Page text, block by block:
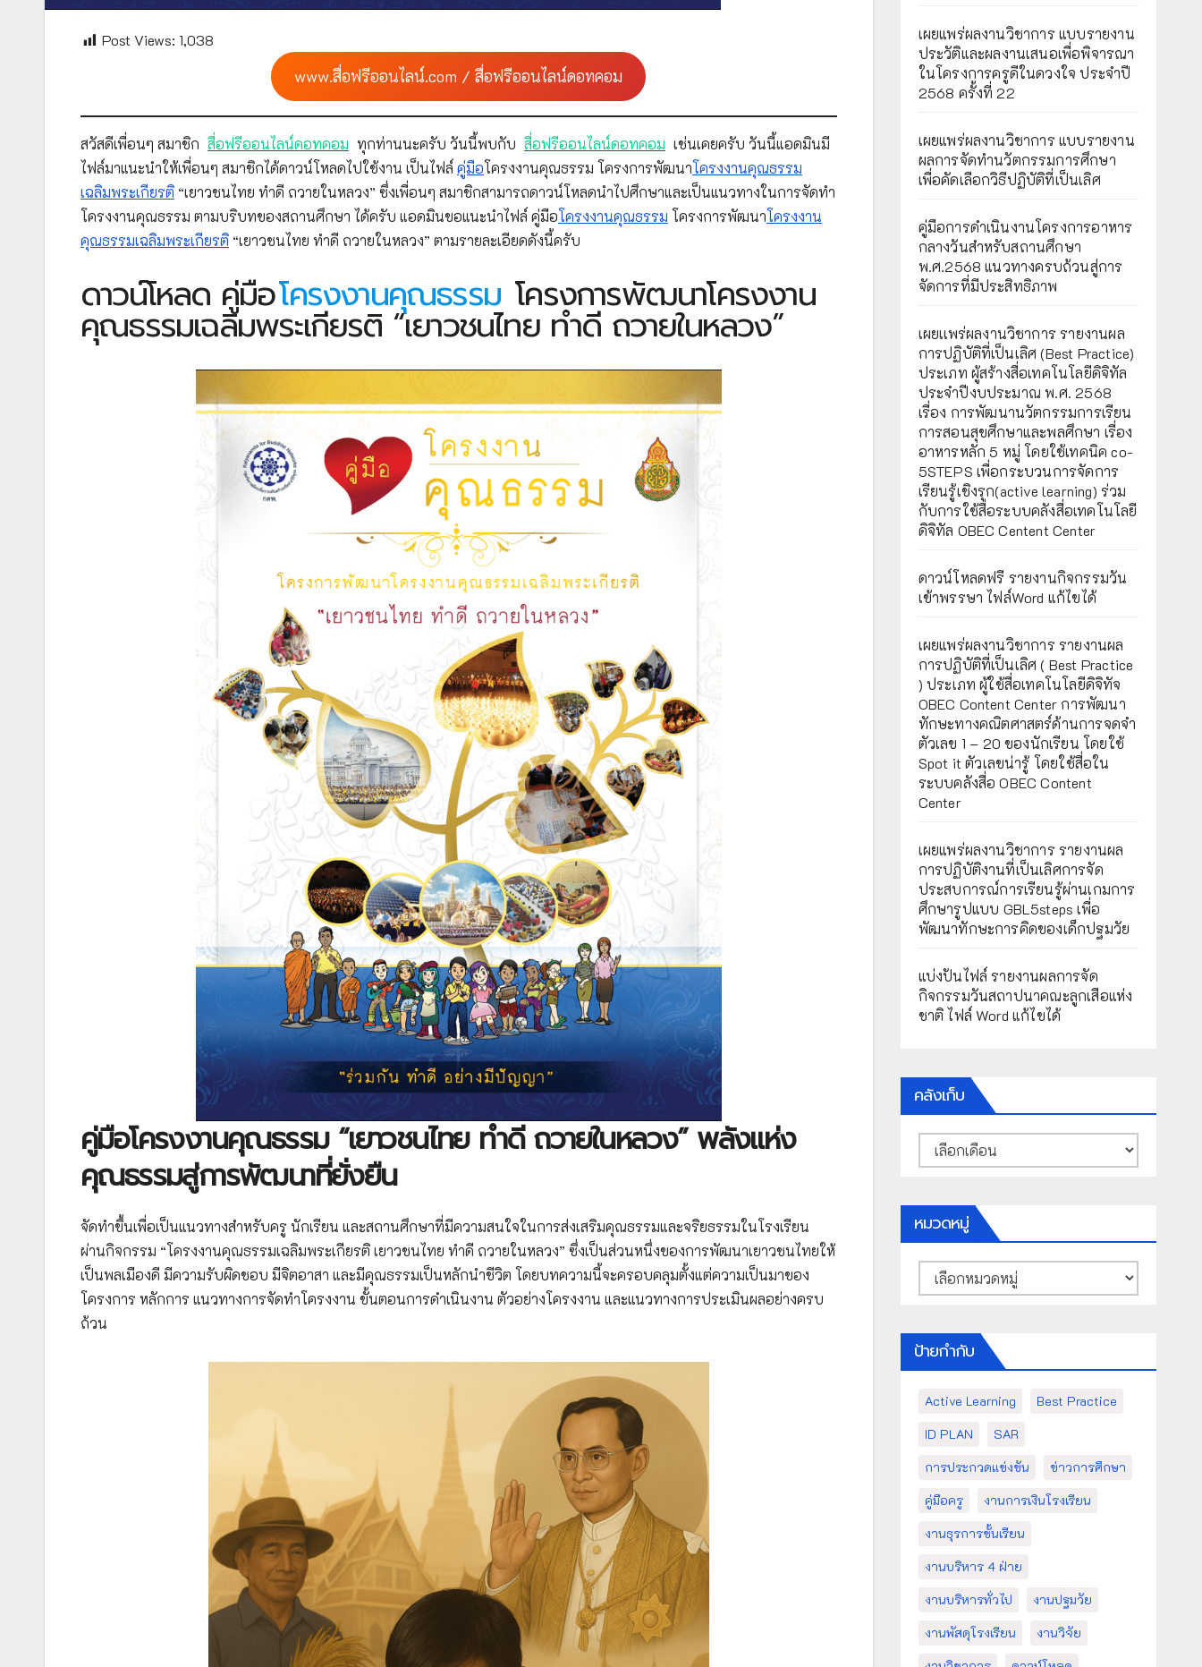
Post Views: 1,038
www.สื่อฟรีออนไลน์.com / สื่อฟรีออนไลน์ดอทคอม
สวัสดีเพื่อนๆ สมาชิก สื่อฟรีออนไลน์ดอทคอม ทุกท่านนะครับ วันนี้พบกับ สื่อฟรีออนไลน์ดอทคอม เช่นเคยครับ วันนี้แอดมินมี
ไฟล์มาแนะนำให้เพื่อนๆ สมาชิกได้ดาวน์โหลดไปใช้งาน เป็นไฟล์ คู่มือโครงงานคุณธรรม โครงการพัฒนาโครงงานคุณธรรม
เฉลิมพระเกียรติ “เยาวชนไทย ทำดี ถวายในหลวง” ซึ่งเพื่อนๆ สมาชิกสามารถดาวน์โหลดนำไปศึกษาและเป็นแนวทางในการจัดทำ
โครงงานคุณธรรม ตามบริบทของสถานศึกษา ได้ครับ แอดมินขอแนะนำไฟล์ คู่มือโครงงานคุณธรรม โครงการพัฒนาโครงงาน
คุณธรรมเฉลิมพระเกียรติ “เยาวชนไทย ทำดี ถวายในหลวง” ตามรายละเอียดดังนี้ครับ
ดาวน์โหลด คู่มือโครงงานคุณธรรม โครงการพัฒนาโครงงาน
คุณธรรมเฉลิมพระเกียรติ “เยาวชนไทย ทำดี ถวายในหลวง”
คู่มือโครงงานคุณธรรม “เยาวชนไทย ทำดี ถวายในหลวง” พลังแห่ง
คุณธรรมสู่การพัฒนาที่ยั่งยืน
จัดทำขึ้นเพื่อเป็นแนวทางสำหรับครู นักเรียน และสถานศึกษาที่มีความสนใจในการส่งเสริมคุณธรรมและจริยธรรมในโรงเรียน
ผ่านกิจกรรม “โครงงานคุณธรรมเฉลิมพระเกียรติ เยาวชนไทย ทำดี ถวายในหลวง” ซึ่งเป็นส่วนหนึ่งของการพัฒนาเยาวชนไทยให้
เป็นพลเมืองดี มีความรับผิดชอบ มีจิตอาสา และมีคุณธรรมเป็นหลักนำชีวิต โดยบทความนี้จะครอบคลุมตั้งแต่ความเป็นมาของ
โครงการ หลักการ แนวทางการจัดทำโครงงาน ขั้นตอนการดำเนินงาน ตัวอย่างโครงงาน และแนวทางการประเมินผลอย่างครบ
ถ้วน
เผยแพร่ผลงานวิชาการ แบบรายงาน
ประวัติและผลงานเสนอเพื่อพิจารณา
ในโครงการครูดีในดวงใจ ประจำปี
2568 ครั้งที่ 22
เผยแพร่ผลงานวิชาการ แบบรายงาน
ผลการจัดทำนวัตกรรมการศึกษา
เพื่อคัดเลือกวิธีปฏิบัติที่เป็นเลิศ
คู่มือการดำเนินงานโครงการอาหาร
กลางวันสำหรับสถานศึกษา
พ.ศ.2568 แนวทางครบถ้วนสู่การ
จัดการที่มีประสิทธิภาพ
เผยเเพร่ผลงานวิชาการ รายงานผล
การปฏิบัติที่เป็นเลิศ (Best Practice)
ประเภท ผู้สร้างสื่อเทคโนโลยีดิจิทัล
ประจำปีงบประมาณ พ.ศ. 2568
เรื่อง การพัฒนานวัตกรรมการเรียน
การสอนสุขศึกษาและพลศึกษา เรื่อง
อาหารหลัก 5 หมู่ โดยใช้เทคนิค co-
5STEPS เพื่อกระบวนการจัดการ
เรียนรู้เชิงรุก(active learning) ร่วม
กับการใช้สื่อระบบคลังสื่อเทคโนโลยี
ดิจิทัล OBEC Centent Center
ดาวน์โหลดฟรี รายงานกิจกรรมวัน
เข้าพรรษา ไฟล์Word แก้ไขได้
เผยแพร่ผลงานวิชาการ รายงานผล
การปฏิบัติที่เป็นเลิศ ( Best Practice
) ประเภท ผู้ใช้สื่อเทคโนโลยีดิจิทัจ
OBEC Content Center การพัฒนา
ทักษะทางคณิตศาสตร์ด้านการจดจำ
ตัวเลข 1 – 20 ของนักเรียน โดยใช้
Spot it ตัวเลขน่ารู้ โดยใช้สื่อใน
ระบบคลังสื่อ OBEC Content
Center
เผยแพร่ผลงานวิชาการ รายงานผล
การปฏิบัติงานที่เป็นเลิศการจัด
ประสบการณ์การเรียนรู้ผ่านเกมการ
ศึกษารูปแบบ GBL5steps เพื่อ
พัฒนาทักษะการคิดของเด็กปฐมวัย
แบ่งปันไฟล์ รายงานผลการจัด
กิจกรรมวันสถาปนาคณะลูกเสือแห่ง
ชาติ ไฟล์ Word แก้ไขได้
คลังเก็บ
คลัง
เก็บ
หมวดหมู่
หมวด
หมู่
ป้ายกำกับ
Active Learning
Best Practice
ID PLAN
SAR
การประกวดแข่งขัน
ข่าวการศึกษา
คู่มือครู
งานการเงินโรงเรียน
งานธุรการชั้นเรียน
งานบริหาร 4 ฝ่าย
งานบริหารทั่วไป
งานปฐมวัย
งานพัสดุโรงเรียน
งานวิจัย